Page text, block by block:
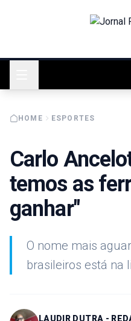
HOME ESPORTES
Carlo
temos as
ganhar"
O nome mais
brasileiros está na
LAUDIR DUTRA -